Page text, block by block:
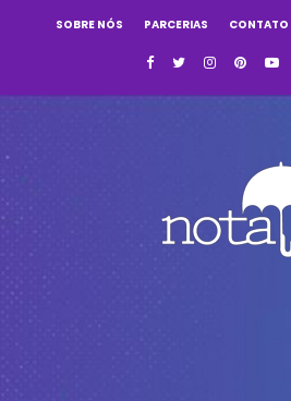
SOBRE NÓS PARCERIAS CONTATO